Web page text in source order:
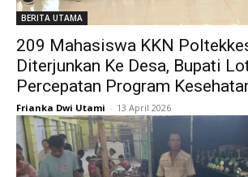
BERITA UTAMA
209 Mahasiswa KKN
Diterjunkan Ke Desa, Bupati
Percepatan Program
Frianka Dwi Utami - 13 April 2026